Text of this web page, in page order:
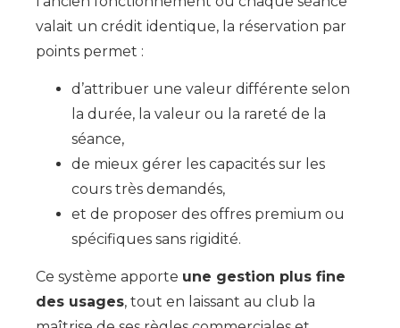
valait un crédit identique, la réservation par
points permet :
d’attribuer une valeur différente selon
la durée, la valeur ou la rareté de la
séance,
de mieux gérer les capacités sur les
cours très demandés,
et de proposer des offres premium ou
spécifiques sans rigidité.
Ce système apporte une gestion plus fine
des usages, tout en laissant au club la